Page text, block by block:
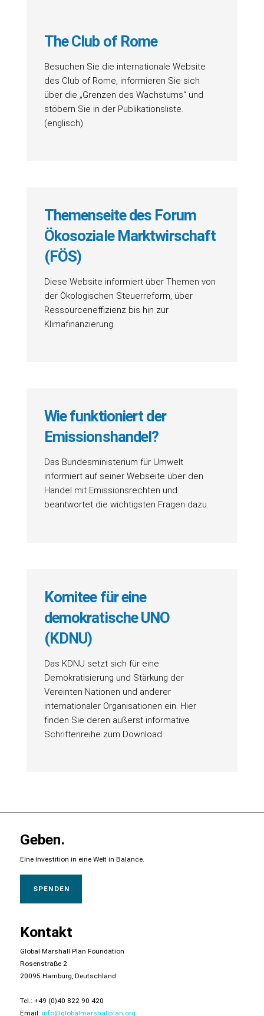
The Club of Rome
Besuchen Sie die internationale Website
des Club of Rome, informieren Sie sich
über die „Grenzen des Wachstums“ und
stöbern Sie in der Publikationsliste.
(englisch)
Themenseite des Forum
Ökosoziale Marktwirschaft
(FÖS)
Diese Website informiert über Themen von
der Ökologischen Steuerreform, über
Ressourceneffizienz bis hin zur
Klimafinanzierung.
Wie funktioniert der
Emissionshandel?
Das Bundesministerium für Umwelt
informiert auf seiner Webseite über den
Handel mit Emissionsrechten und
beantwortet die wichtigsten Fragen dazu.
Komitee für eine
demokratische UNO
(KDNU)
Das KDNU setzt sich für eine
Demokratisierung und Stärkung der
Vereinten Nationen und anderer
internationaler Organisationen ein. Hier
finden Sie deren äußerst informative
Schriftenreihe zum Download.
Geben.
Eine Investition in eine Welt in Balance.
SPENDEN
Kontakt
Global Marshall Plan Foundation
Rosenstraße 2
20095 Hamburg, Deutschland
Tel.: +49 (0)40 822 90 420
Email: info@globalmarshallplan.org